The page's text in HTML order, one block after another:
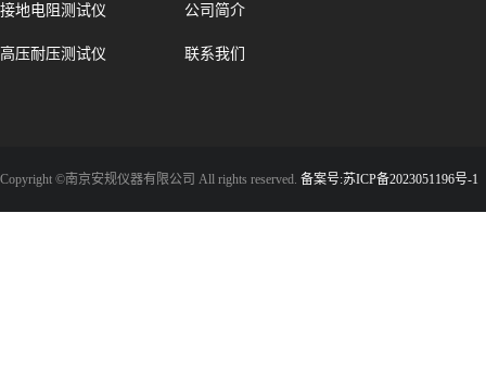
接地电阻测试仪 公司简介
高压耐压测试仪 联系我们
Copyright ©南京安规仪器有限公司 All rights reserved. 备案号:苏ICP备2023051196号-1